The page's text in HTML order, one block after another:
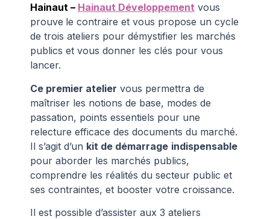
Hainaut – Hainaut Développement vous
prouve le contraire et vous propose un cycle
de trois ateliers pour démystifier les marchés
publics et vous donner les clés pour vous
lancer.
Ce premier atelier vous permettra de
maîtriser les notions de base, modes de
passation, points essentiels pour une
relecture efficace des documents du marché.
Il s’agit d’un kit de démarrage indispensable
pour aborder les marchés publics,
comprendre les réalités du secteur public et
ses contraintes, et booster votre croissance.
Il est possible d’assister aux 3 ateliers